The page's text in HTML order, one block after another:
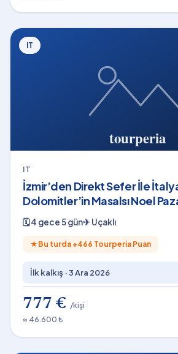
IT
IT
İzmir’den Direkt Sefer İle
Dolomitler’in Masalsı Noel
🗓4 gece 5 gün✈Uçaklı
★ Bu turda +466 Tourperia Puan
İlk kalkış ·3 Ara 2026
777 € /kişi
≈ 46.600 ₺